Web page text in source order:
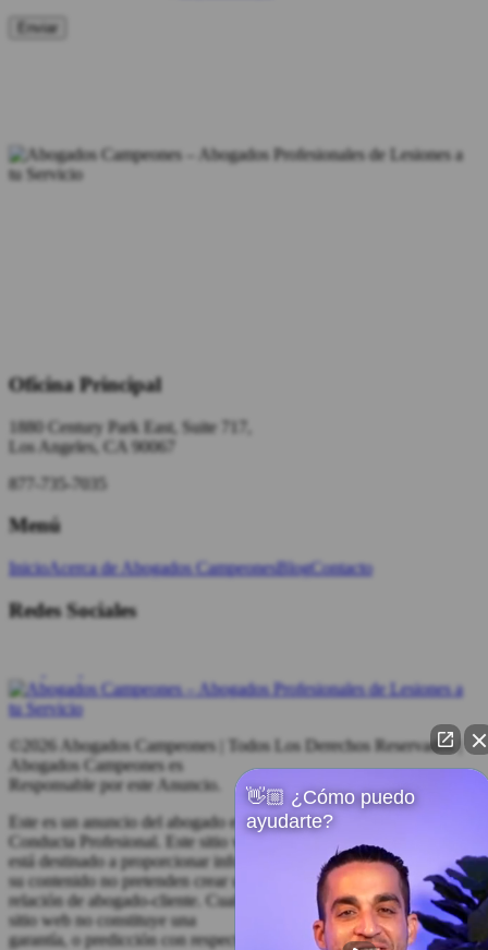
Oficina Principal
1880 Century Park East, Suite 717,
Los Angeles, CA 90067
877-735-7035
Menú
InicioAcerca de Abogados CampeonesBlogContacto
Redes Sociales
©2026 Abogados Campeones | Todos Los Derechos Reservados |
Abogados Campeones es
Responsable por este Anuncio.
Este es un anuncio del abogado en cumplimiento con las Reglas de
Conducta Profesional. Este sitio web
está destinado a proporcionar información general. Este sitio web y
su contenido no pretenden crear una
relación de abogado-cliente. Cualquier testimonio o respaldo en este
sitio web no constituye una
garantía, o predicción con respecto al resultado de su asunto legal.
👋🏼 ¿Cómo puedo
ayudarte?